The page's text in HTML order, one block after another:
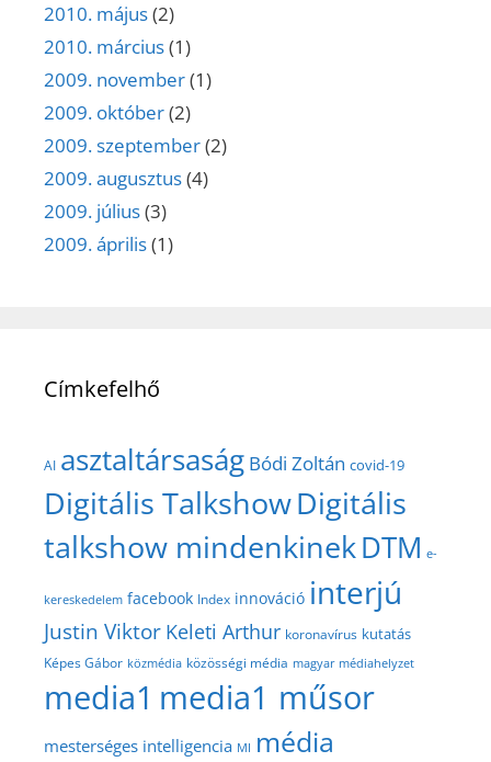
2010. május(2)
2010. március(1)
2009. november(1)
2009. október(2)
2009. szeptember(2)
2009. augusztus(4)
2009. július(3)
2009. április(1)
Címkefelhő
AI asztaltársaság Bódi Zoltán covid-19
Digitális TalkshowDigitális
talkshow mindenkinekDTM e-
kereskedelem facebook Index innováció interjú
Justin Viktor Keleti Arthur koronavírus kutatás
Képes Gábor közmédia közösségi média magyar médiahelyzet
media1 media1 műsor
mesterséges intelligencia MI média